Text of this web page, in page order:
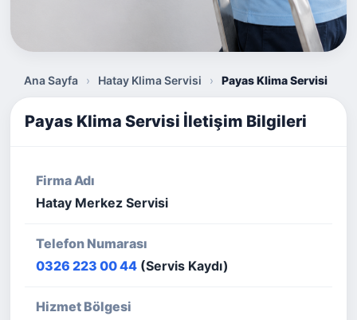
Ana Sayfa › Hatay Klima Servisi › Payas Klima Servisi
Payas Klima Servisi İletişim Bilgileri
Firma Adı
Hatay Merkez Servisi
Telefon Numarası
0326 223 00 44 (Servis Kaydı)
Hizmet Bölgesi